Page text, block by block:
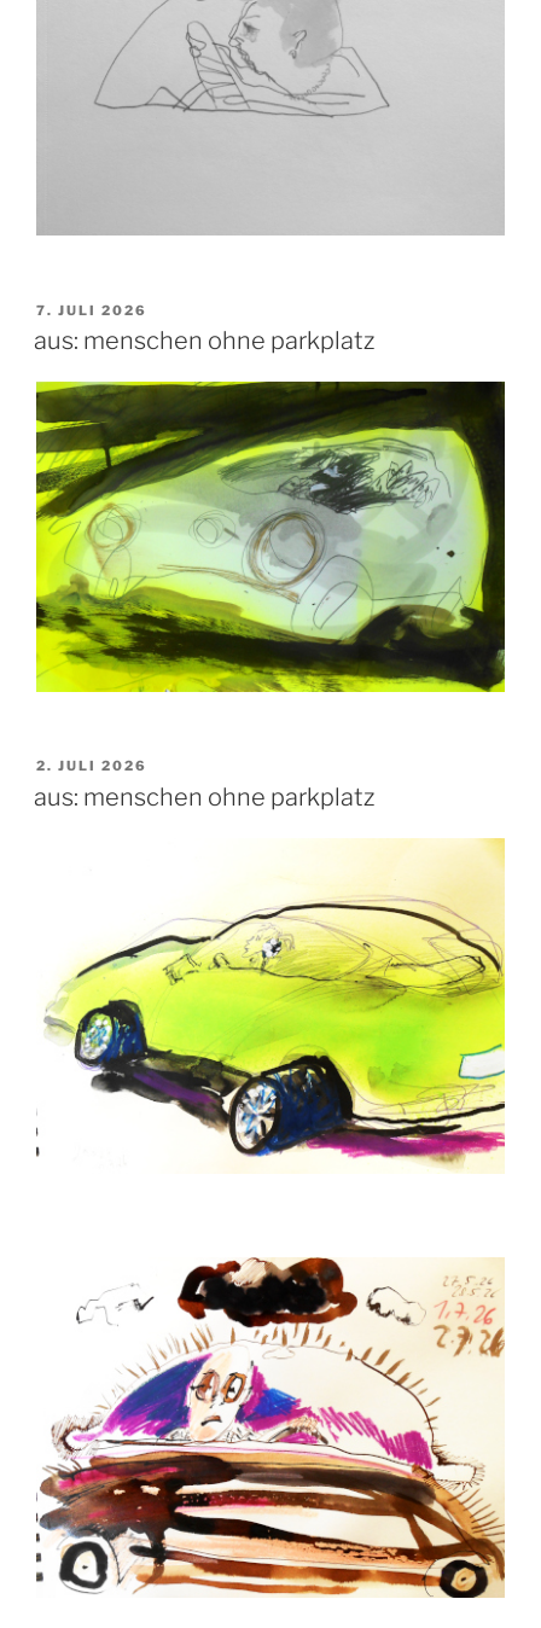
VERÖFFENTLICHT
7. JULI 2026
aus: menschen ohne parkplatz
VERÖFFENTLICHT
2. JULI 2026
aus: menschen ohne parkplatz